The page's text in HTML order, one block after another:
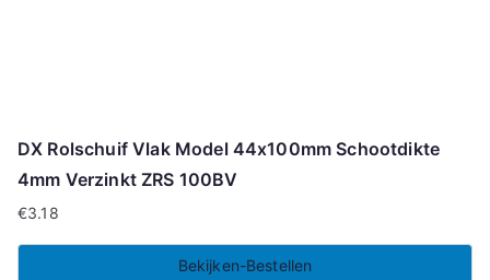
DX Rolschuif Vlak Model 44x100mm Schootdikte
4mm Verzinkt ZRS 100BV
€3.18
Bekijken-Bestellen